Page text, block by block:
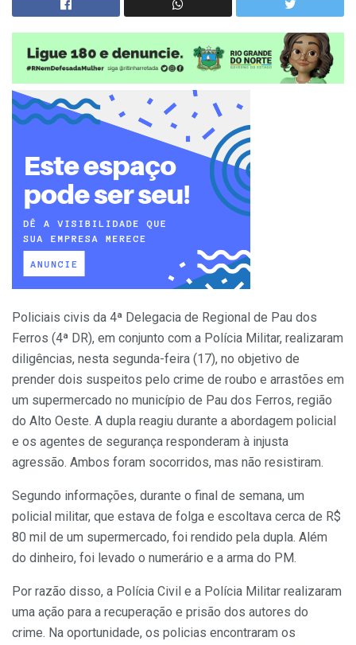
Policiais civis da 4ª Delegacia de Regional de Pau dos
Ferros (4ª DR), em conjunto com a Polícia Militar, realizaram
diligências, nesta segunda-feira (17), no objetivo de
prender dois suspeitos pelo crime de roubo e arrastões em
um supermercado no município de Pau dos Ferros, região
do Alto Oeste. A dupla reagiu durante a abordagem policial
e os agentes de segurança responderam à injusta
agressão. Ambos foram socorridos, mas não resistiram.
Segundo informações, durante o final de semana, um
policial militar, que estava de folga e escoltava cerca de R$
80 mil de um supermercado, foi rendido pela dupla. Além
do dinheiro, foi levado o numerário e a arma do PM.
Por razão disso, a Polícia Civil e a Polícia Militar realizaram
uma ação para a recuperação e prisão dos autores do
crime. Na oportunidade, os policias encontraram os